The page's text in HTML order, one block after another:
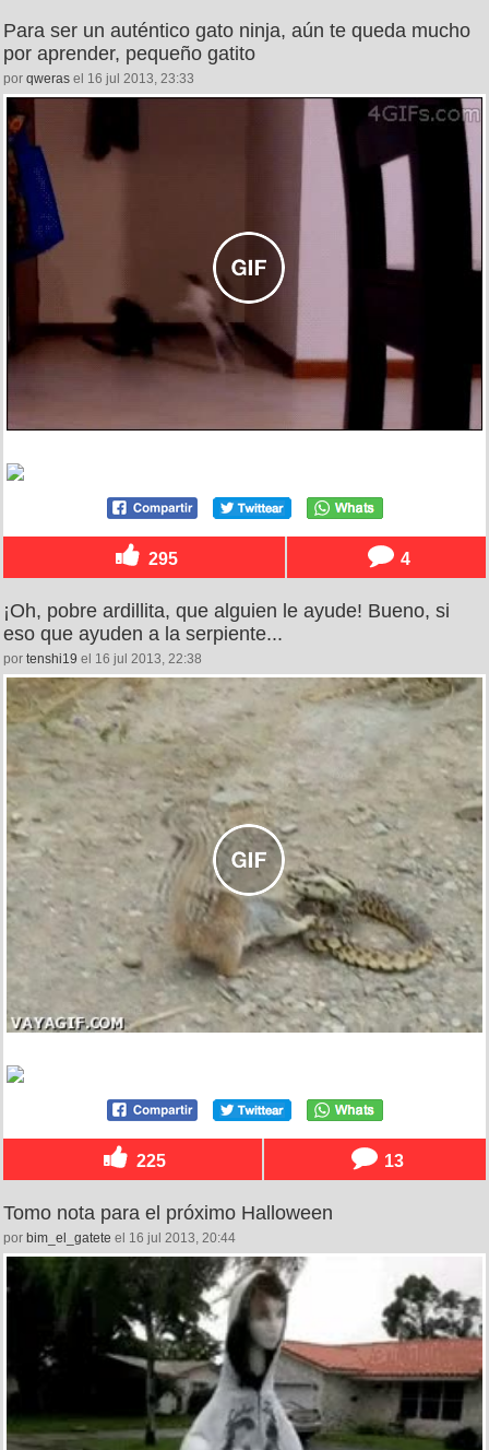
Para ser un auténtico gato ninja, aún te queda mucho
por aprender, pequeño gatito
por qweras el 16 jul 2013, 23:33
295 4
¡Oh, pobre ardillita, que alguien le ayude! Bueno, si
eso que ayuden a la serpiente...
por tenshi19 el 16 jul 2013, 22:38
225 13
Tomo nota para el próximo Halloween
por bim_el_gatete el 16 jul 2013, 20:44